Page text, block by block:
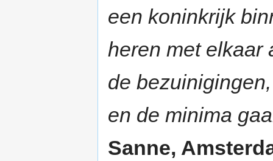
een koninkrijk
heren met elkaar
de
en de minima
Sanne,